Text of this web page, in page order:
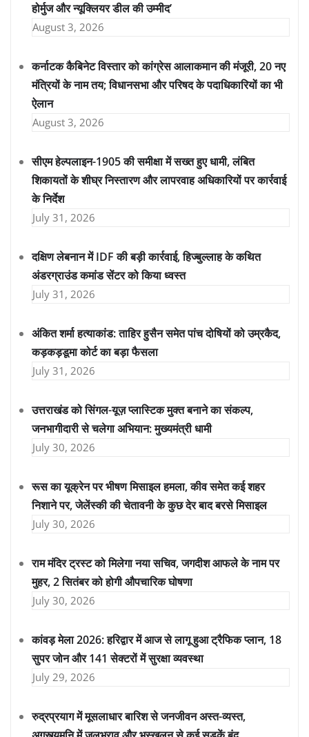
होर्मुज और न्यूक्लियर डील की उम्मीद’
August 3, 2026
कर्नाटक कैबिनेट विस्तार को कांग्रेस आलाकमान की मंजूरी, 20 नए
मंत्रियों के नाम तय; विधानसभा और परिषद के पदाधिकारियों का भी
ऐलान
August 3, 2026
सीएम हेल्पलाइन-1905 की समीक्षा में सख्त हुए धामी, लंबित
शिकायतों के शीघ्र निस्तारण और लापरवाह अधिकारियों पर कार्रवाई
के निर्देश
July 31, 2026
दक्षिण लेबनान में IDF की बड़ी कार्रवाई, हिज्बुल्लाह के कथित
अंडरग्राउंड कमांड सेंटर को किया ध्वस्त
July 31, 2026
अंकित शर्मा हत्याकांड: ताहिर हुसैन समेत पांच दोषियों को उम्रकैद,
कड़कड़डूमा कोर्ट का बड़ा फैसला
July 31, 2026
उत्तराखंड को सिंगल-यूज़ प्लास्टिक मुक्त बनाने का संकल्प,
जनभागीदारी से चलेगा अभियान: मुख्यमंत्री धामी
July 30, 2026
रूस का यूक्रेन पर भीषण मिसाइल हमला, कीव समेत कई शहर
निशाने पर, जेलेंस्की की चेतावनी के कुछ देर बाद बरसे मिसाइल
July 30, 2026
राम मंदिर ट्रस्ट को मिलेगा नया सचिव, जगदीश आफले के नाम पर
मुहर, 2 सितंबर को होगी औपचारिक घोषणा
July 30, 2026
कांवड़ मेला 2026: हरिद्वार में आज से लागू हुआ ट्रैफिक प्लान, 18
सुपर जोन और 141 सेक्टरों में सुरक्षा व्यवस्था
July 29, 2026
रुद्रप्रयाग में मूसलाधार बारिश से जनजीवन अस्त-व्यस्त,